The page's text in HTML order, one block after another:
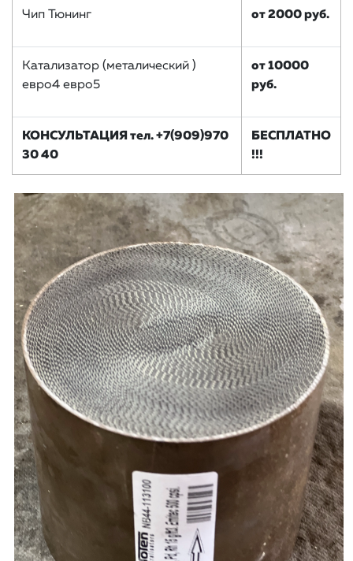
Чип Тюнинг от 2000 руб.
Катализатор (металический )
евро4 евро5
от 10000
руб.
КОНСУЛЬТАЦИЯ тел. +7(909)970
30 40
БЕСПЛАТНО
!!!